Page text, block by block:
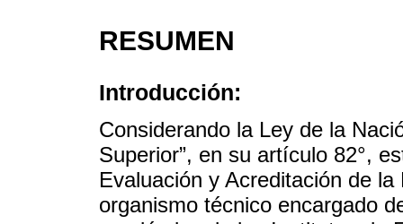
RESUMEN
Introducción:
Considerando la Ley de la
Superior”, en su artículo 82°,
Evaluación y Acreditación de
organismo técnico encargado